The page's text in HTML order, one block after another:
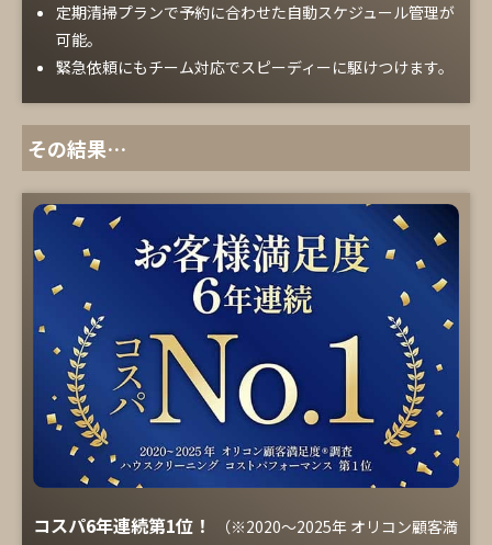
定期清掃プランで予約に合わせた自動スケジュール管理が
可能。
緊急依頼にもチーム対応でスピーディーに駆けつけます。
その結果…
コスパ6年連続第1位！
（※2020～2025年 オリコン顧客満